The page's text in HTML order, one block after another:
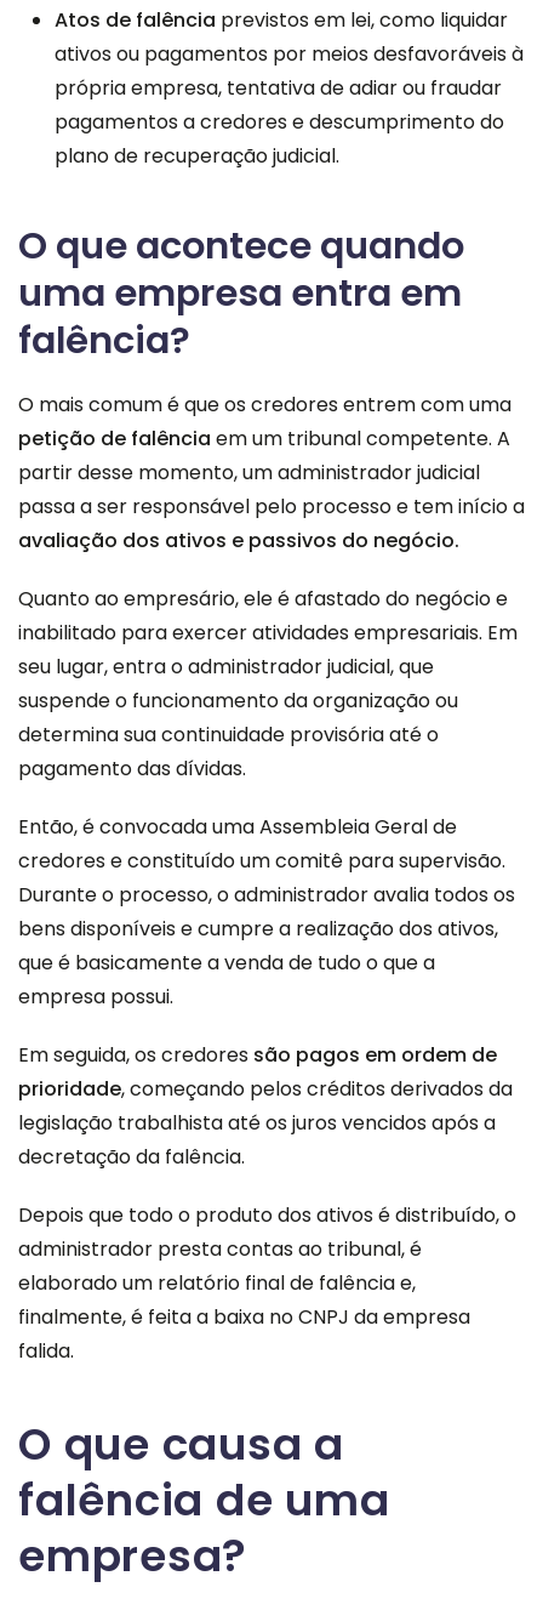
Atos de falência previstos em lei, como liquidar
ativos ou pagamentos por meios desfavoráveis à
própria empresa, tentativa de adiar ou fraudar
pagamentos a credores e descumprimento do
plano de recuperação judicial.
O que acontece quando
uma empresa entra em
falência?
O mais comum é que os credores entrem com uma
petição de falência em um tribunal competente. A
partir desse momento, um administrador judicial
passa a ser responsável pelo processo e tem início a
avaliação dos ativos e passivos do negócio.
Quanto ao empresário, ele é afastado do negócio e
inabilitado para exercer atividades empresariais. Em
seu lugar, entra o administrador judicial, que
suspende o funcionamento da organização ou
determina sua continuidade provisória até o
pagamento das dívidas.
Então, é convocada uma Assembleia Geral de
credores e constituído um comitê para supervisão.
Durante o processo, o administrador avalia todos os
bens disponíveis e cumpre a realização dos ativos,
que é basicamente a venda de tudo o que a
empresa possui.
Em seguida, os credores são pagos em ordem de
prioridade, começando pelos créditos derivados da
legislação trabalhista até os juros vencidos após a
decretação da falência.
Depois que todo o produto dos ativos é distribuído, o
administrador presta contas ao tribunal, é
elaborado um relatório final de falência e,
finalmente, é feita a baixa no CNPJ da empresa
falida.
O que causa a
falência de uma
empresa?